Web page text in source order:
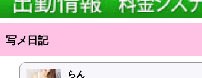
写メ日記
らん